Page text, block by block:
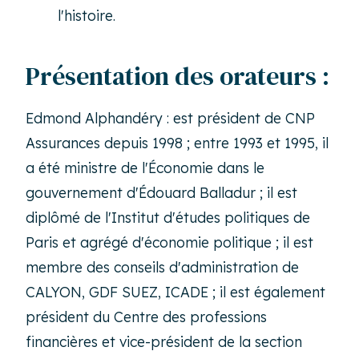
l'histoire.
Présentation des orateurs :
Edmond Alphandéry : est président de CNP
Assurances depuis 1998 ; entre 1993 et 1995, il
a été ministre de l'Économie dans le
gouvernement d'Édouard Balladur ; il est
diplômé de l'Institut d'études politiques de
Paris et agrégé d'économie politique ; il est
membre des conseils d'administration de
CALYON, GDF SUEZ, ICADE ; il est également
président du Centre des professions
financières et vice-président de la section